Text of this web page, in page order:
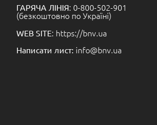
ГАРЯЧА ЛІНІЯ: 0-800-502-901
(безкоштовно по Україні)
WEB SITE: https://bnv.ua
Написати лист: info@bnv.ua